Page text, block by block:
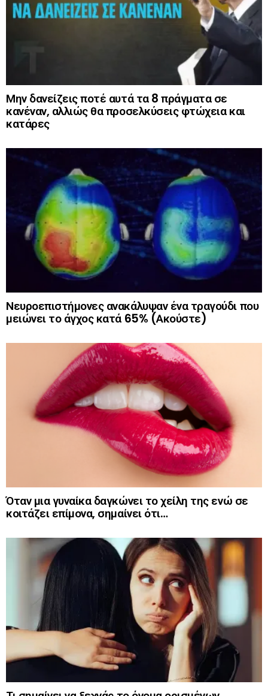
Μην δανείζεις ποτέ αυτά τα 8 πράγματα σε
κανέναν, αλλιώς θα προσελκύσεις φτώχεια και
κατάρες
Νευροεπιστήμονες ανακάλυψαν ένα τραγούδι που
μειώνει το άγχος κατά 65% (Ακούστε)
Όταν μια γυναίκα δαγκώνει το χείλη της ενώ σε
κοιτάζει επίμονα, σημαίνει ότι…